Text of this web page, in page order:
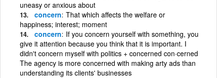
uneasy or anxious about
concern That which affects the welfare or
happiness; interest; moment
concern If you concern yourself with something, you
give it attention because you think that it is important. I
didn't concern myself with politics + concerned con·cerned
The agency is more concerned with making arty ads than
understanding its clients' businesses